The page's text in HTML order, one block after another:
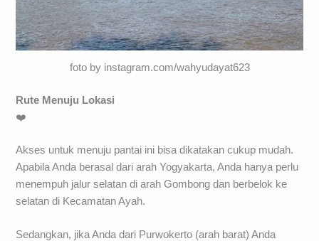
foto by instagram.com/wahyudayat623
Rute Menuju Lokasi
❤️
Akses untuk menuju pantai ini bisa dikatakan cukup mudah.
Apabila Anda berasal dari arah Yogyakarta, Anda hanya perlu
menempuh jalur selatan di arah Gombong dan berbelok ke
selatan di Kecamatan Ayah.
Sedangkan, jika Anda dari Purwokerto (arah barat) Anda